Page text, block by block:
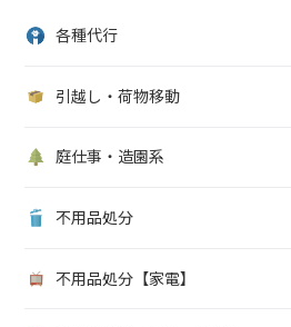
各種代行
引越し・荷物移動
庭仕事・造園系
不用品処分
不用品処分【家電】